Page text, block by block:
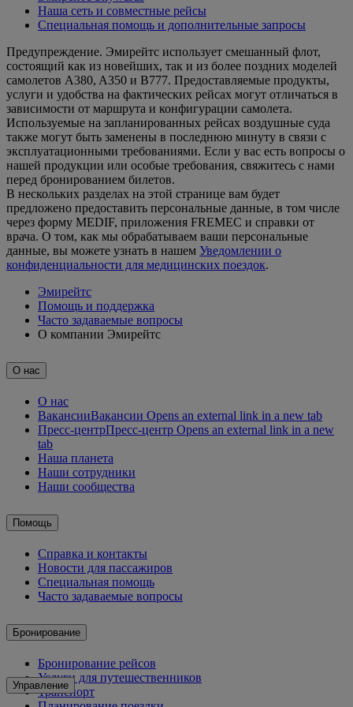
Наша сеть и совместные рейсы
Специальная помощь и дополнительные запросы
Предупреждение. Эмирейтс использует смешанный флот,
состоящий как из новейших, так и из более поздних моделей
самолетов A380, A350 и B777. Предоставляемые продукты,
услуги и удобства на фактических рейсах могут отличаться в
зависимости от маршрута и конфигурации самолета.
Используемые на запланированных рейсах воздушные суда
также могут быть заменены в последнюю минуту в связи с
эксплуатационными требованиями. Если у вас есть вопросы о
нашей продукции или особые требования, свяжитесь с нами
перед бронированием билетов.
В нескольких разделах на этой странице вам будет
предложено предоставить персональные данные, в том числе
через форму MEDIF, приложения FREMEC и справки от
врача. О том, как мы обрабатываем ваши персональные
данные, вы можете узнать в нашем Уведомлении о
конфиденциальности для медицинских поездок.
Эмирейтс
Помощь и поддержка
Часто задаваемые вопросы
О компании Эмирейтс
О нас
О нас
ВакансииВакансии Opens an external link in a new tab
Пресс-центрПресс-центр Opens an external link in a new
tab
Наша планета
Наши сотрудники
Наши сообщества
Помощь
Справка и контакты
Новости для пассажиров
Специальная помощь
Часто задаваемые вопросы
Бронирование
Бронирование рейсов
Услуги для путешественников
Транспорт
Управление